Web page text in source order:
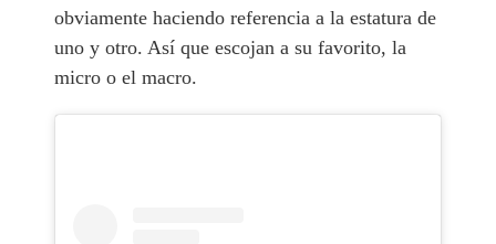
obviamente haciendo referencia a la estatura de
uno y otro. Así que escojan a su favorito, la
micro o el macro.